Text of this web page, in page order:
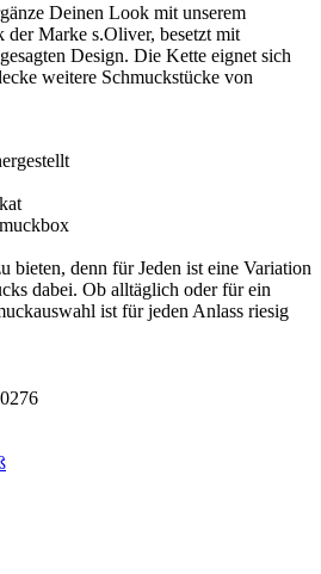
Deinen Look mit unserem
der Marke s.Oliver, besetzt mit
Design. Die Kette eignet sich
weitere Schmuckstücke von
bieten, denn für Jeden ist eine Variation
dabei. Ob alltäglich oder für ein
ist für jeden Anlass riesig